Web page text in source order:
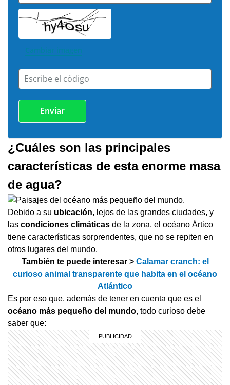
Cambiar imagen
Escribe el código
¿Cuáles son las principales
características de esta enorme masa
de agua?
Debido a su ubicación, lejos de las grandes ciudades, y
las condiciones climáticas de la zona, el océano Ártico
tiene características sorprendentes, que no se repiten en
otros lugares del mundo.
También te puede interesar > Calamar cranch: el
curioso animal transparente que habita en el océano
Atlántico
Es por eso que, además de tener en cuenta que es el
océano más pequeño del mundo, todo curioso debe
saber que: